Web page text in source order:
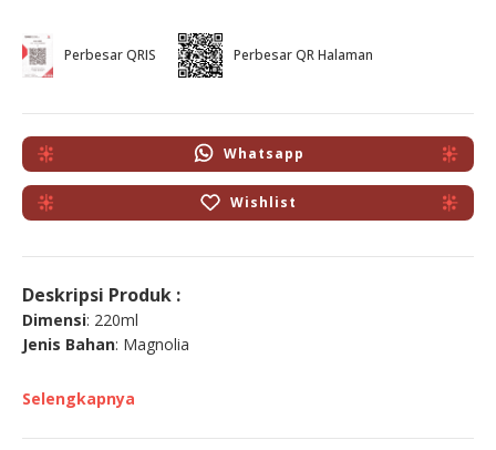
Perbesar QRIS Perbesar QR Halaman
Whatsapp
Wishlist
Deskripsi Produk :
Dimensi: 220ml
Jenis Bahan: Magnolia
Selengkapnya